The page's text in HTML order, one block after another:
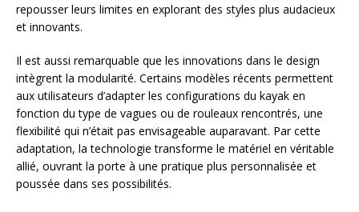
repousser leurs limites en explorant des styles plus audacieux
et innovants.
Il est aussi remarquable que les innovations dans le design
intègrent la modularité. Certains modèles récents permettent
aux utilisateurs d’adapter les configurations du kayak en
fonction du type de vagues ou de rouleaux rencontrés, une
flexibilité qui n’était pas envisageable auparavant. Par cette
adaptation, la technologie transforme le matériel en véritable
allié, ouvrant la porte à une pratique plus personnalisée et
poussée dans ses possibilités.